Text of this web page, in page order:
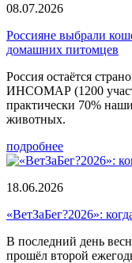
08.07.2026
Россияне выбрали
домашних питомцев
Россия остаётся
ИНСОМАР (1200
практически 70%
животных.
подробнее
18.06.2026
«ВетЗаБег?2026»:
В последний день
прошёл второй